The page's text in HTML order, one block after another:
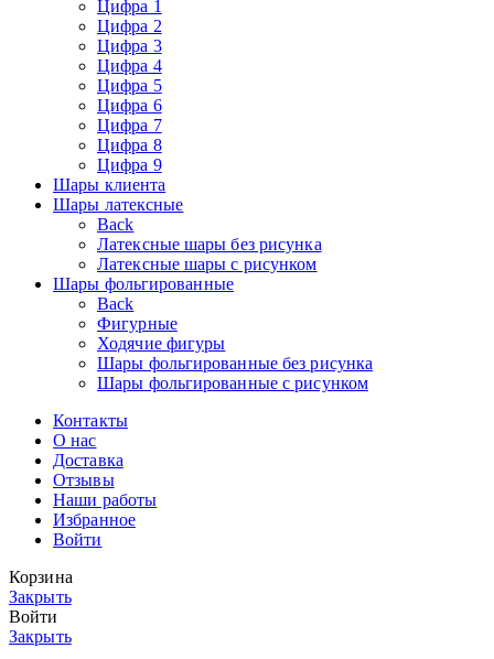
Цифра 1
Цифра 2
Цифра 3
Цифра 4
Цифра 5
Цифра 6
Цифра 7
Цифра 8
Цифра 9
Шары клиента
Шары латексные
Back
Латексные шары без рисунка
Латексные шары с рисунком
Шары фольгированные
Back
Фигурные
Ходячие фигуры
Шары фольгированные без рисунка
Шары фольгированные с рисунком
Контакты
О нас
Доставка
Отзывы
Наши работы
Избранное
Войти
Корзина
Закрыть
Войти
Закрыть